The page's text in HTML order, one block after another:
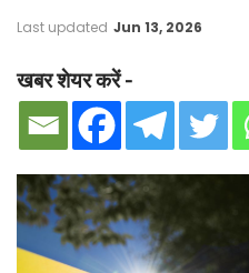
Last updated Jun 13, 2026
खबर शेयर करें -